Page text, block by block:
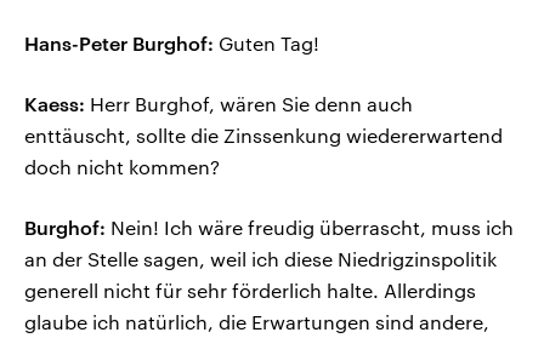
Hans-Peter Burghof: Guten Tag!
Kaess: Herr Burghof, wären Sie denn auch
enttäuscht, sollte die Zinssenkung wiedererwartend
doch nicht kommen?
Burghof: Nein! Ich wäre freudig überrascht, muss ich
an der Stelle sagen, weil ich diese Niedrigzinspolitik
generell nicht für sehr förderlich halte. Allerdings
glaube ich natürlich, die Erwartungen sind andere,